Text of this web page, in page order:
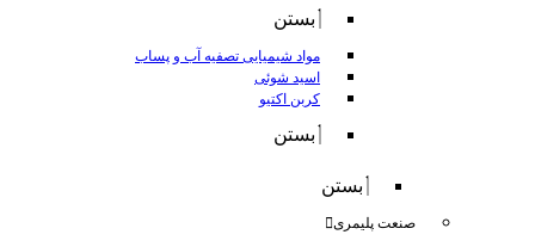
بستن
مواد شیمیایی تصفیه آب و پساب
اسید شوئی
کربن اکتیو
بستن
بستن
صنعت پلیمری